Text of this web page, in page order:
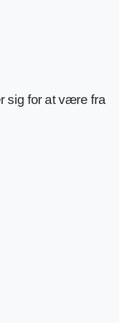
sig for at være fra